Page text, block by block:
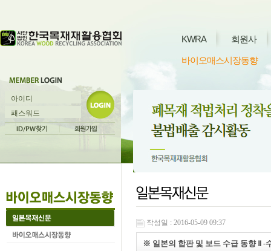
KWRA 회원사
바이오매스시장동향
작성일 : 2016-05-09 09:37
※ 일본의 합판 및 보드 수급 동향 Ⅱ -